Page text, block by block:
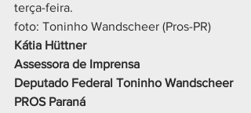
terça-feira.
foto: Toninho Wandscheer (Pros-PR)
Kátia Hüttner
Assessora de Imprensa
Deputado Federal Toninho Wandscheer
PROS Paraná